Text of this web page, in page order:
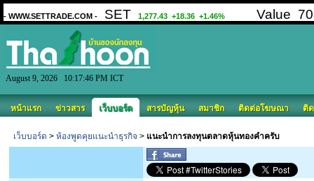
August 9, 2026 10:17:46 PM ICT
หน้าแรก ข่าวสาร เว็บบอร์ด สารบัญหุ้น สมาชิก ติดต่อโฆษณา ติ
เว็บบอร์ด > ห้องพูดคุยแนะนำธุรกิจ > แนะนำการลงทุนตลาดหุ้นทองคำครับ